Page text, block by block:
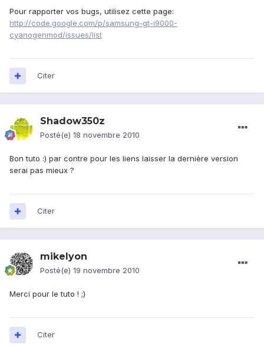
Pour rapporter vos bugs, utilisez cette page:
http://code.google.com/p/samsung-gt-i9000-
cyanogenmod/issues/list
Citer
Shadow350z
Posté(e) 18 novembre 2010
Bon tuto :) par contre pour les liens laisser la dernière version
serai pas mieux ?
Citer
mikelyon
Posté(e) 19 novembre 2010
Merci pour le tuto ! ;)
Citer